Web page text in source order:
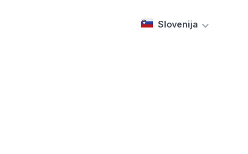
Slovenija